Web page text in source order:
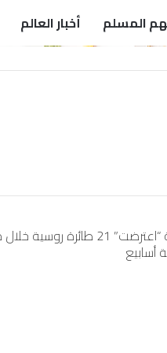
المسلم أخبار العالم